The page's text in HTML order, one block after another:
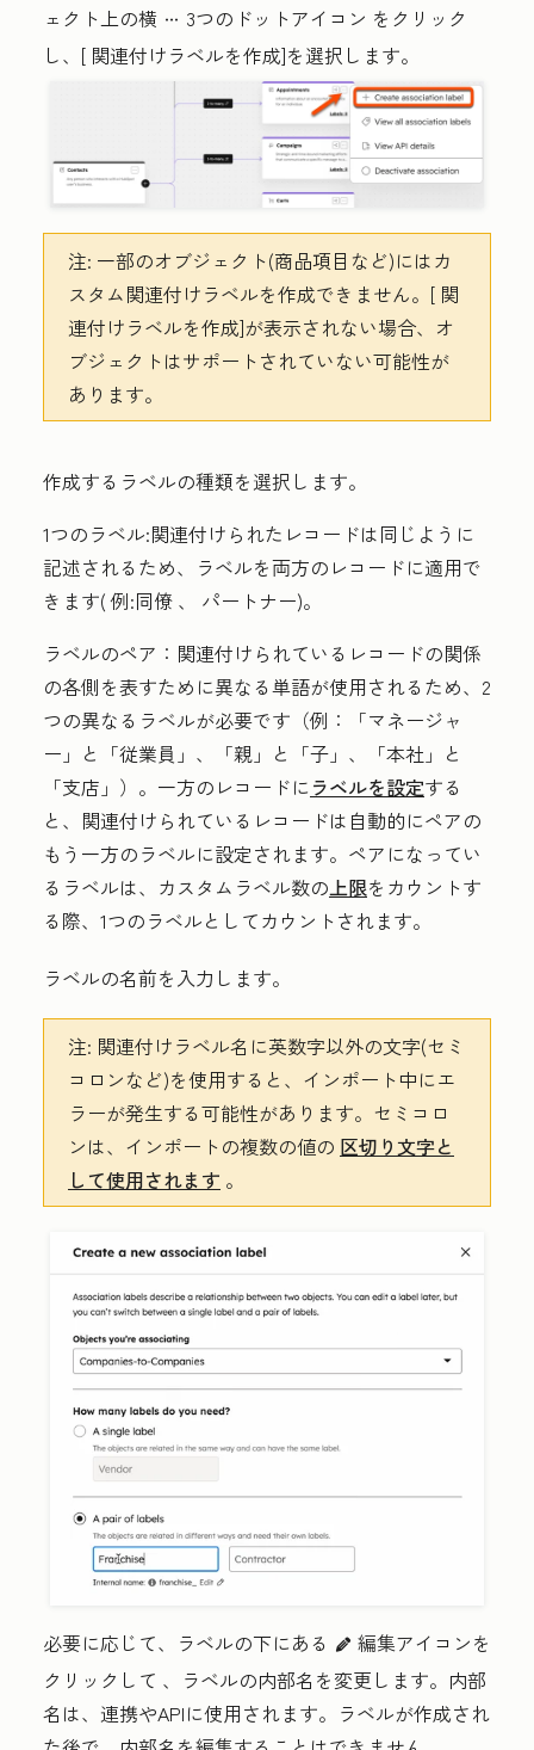
ェクト上の横 ellipses 3つのドットアイコン をクリック
し、[ 関連付けラベルを作成]を選択します。
注: 一部のオブジェクト(商品項目など)にはカ
スタム関連付けラベルを作成できません。[ 関
連付けラベルを作成]が表示されない場合、オ
ブジェクトはサポートされていない可能性が
あります。
作成するラベルの種類を選択します。
1つのラベル:関連付けられたレコードは同じように
記述されるため、ラベルを両方のレコードに適用で
きます(例:同僚 、 パートナー)。
ラベルのペア ：関連付けられているレコードの関係
の各側を表すために異なる単語が使用されるため、2
つの異なるラベルが必要です（例：「マネージャ
ー 」と「従業員 」、「親 」と「子 」、「本社 」と
「支店 」）。一方のレコードに ラベルを設定する
と、関連付けられているレコードは自動的にペアの
もう一方のラベルに設定されます。ペアになってい
るラベルは、カスタムラベル数の上限をカウントす
る際、1つのラベルとしてカウントされます。
ラベルの名前を入力します。
注: 関連付けラベル名に英数字以外の文字(セミ
コロンなど)を使用すると、インポート中にエ
ラーが発生する可能性があります。セミコロ
ンは、インポートの複数の値の 区切り文字と
して使用されます 。
必要に応じて、ラベルの下にある edit 編集アイコンを
クリックして 、ラベルの内部名を変更します。内部
名は、連携やAPIに使用されます。ラベルが作成され